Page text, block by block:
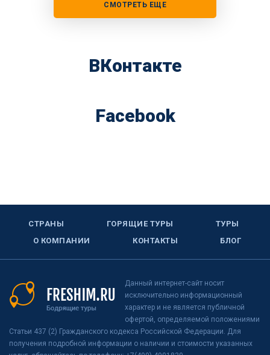
СМОТРЕТЬ ЕЩЕ
ВКонтакте
Facebook
СТРАНЫ ГОРЯЩИЕ ТУРЫ
ТУРЫ
О КОМПАНИИ
КОНТАКТЫ БЛОГ
Данный интернет-сайт носит
исключительно информационный
характер и не является публичной
офертой, определяемой положениями
Статьи 437 (2) Гражданского кодекса Российской Федерации. Для
получения подробной информации о наличии и стоимости указанных